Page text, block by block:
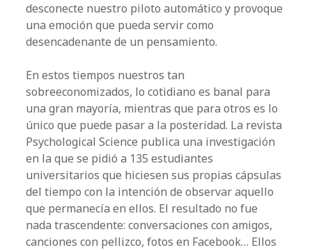
desconecte nuestro piloto automático y provoque
una emoción que pueda servir como
desencadenante de un pensamiento.
En estos tiempos nuestros tan
sobreeconomizados, lo cotidiano es banal para
una gran mayoría, mientras que para otros es lo
único que puede pasar a la posteridad. La revista
Psychological Science publica una investigación
en la que se pidió a 135 estudiantes
universitarios que hiciesen sus propias cápsulas
del tiempo con la intención de observar aquello
que permanecía en ellos. El resultado no fue
nada trascendente: conversaciones con amigos,
canciones con pellizco, fotos en Facebook… Ellos